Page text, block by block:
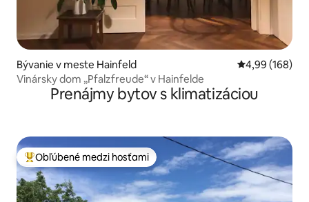
Bývanie v meste Hainfeld Priemerné
4,99 (168)
Vinársky dom „Pfalzfreude“ v Hainfelde
Prenájmy bytov s klimatizáciou
Najobľúbenejšie medzi hosťami
Obľúbené medzi hosťami